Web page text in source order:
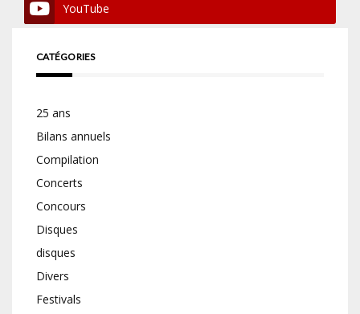
YouTube
CATÉGORIES
25 ans
Bilans annuels
Compilation
Concerts
Concours
Disques
disques
Divers
Festivals